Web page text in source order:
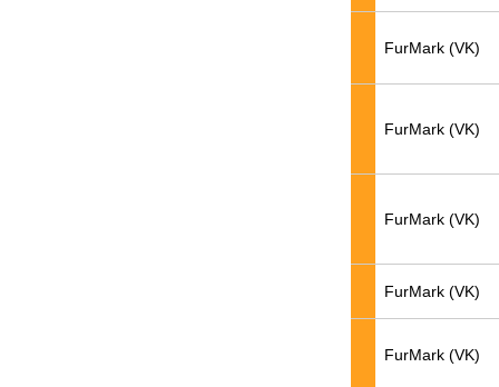
FurMark (VK)
FurMark (VK)
FurMark (VK)
FurMark (VK)
FurMark (VK)